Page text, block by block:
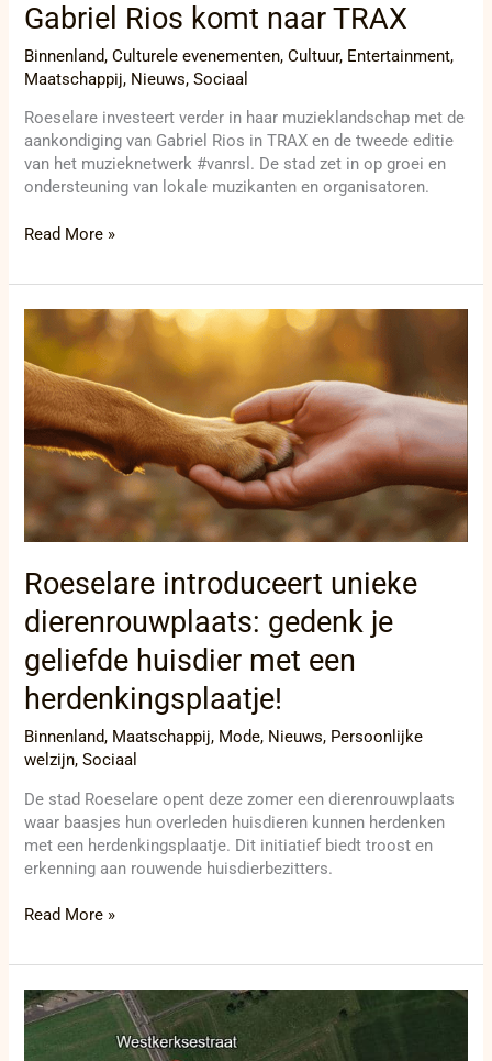
Gabriel Rios komt naar TRAX
Binnenland,Culturele evenementen,Cultuur, Entertainment,
Maatschappij, Nieuws,Sociaal
Roeselare investeert verder in haar muzieklandschap met de
aankondiging van Gabriel Rios in TRAX en de tweede editie
van het muzieknetwerk #vanrsl. De stad zet in op groei en
ondersteuning van lokale muzikanten en organisatoren.
Read More »
Roeselare introduceert unieke
dierenrouwplaats: gedenk je
geliefde huisdier met een
herdenkingsplaatje!
Binnenland, Maatschappij, Mode, Nieuws, Persoonlijke
welzijn,Sociaal
De stad Roeselare opent deze zomer een dierenrouwplaats
waar baasjes hun overleden huisdieren kunnen herdenken
met een herdenkingsplaatje. Dit initiatief biedt troost en
erkenning aan rouwende huisdierbezitters.
Roeselare
introduceert
unieke
dierenrouwplaats:
gedenk
je
geliefde
huisdier
met
een
Read More »
Kettingbotsing
in
Oudenburg: